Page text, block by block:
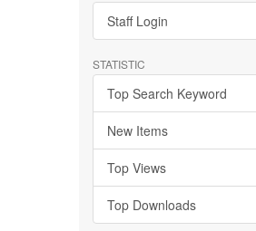
Staff Login
STATISTIC
Top Search Keyword
New Items
Top Views
Top Downloads